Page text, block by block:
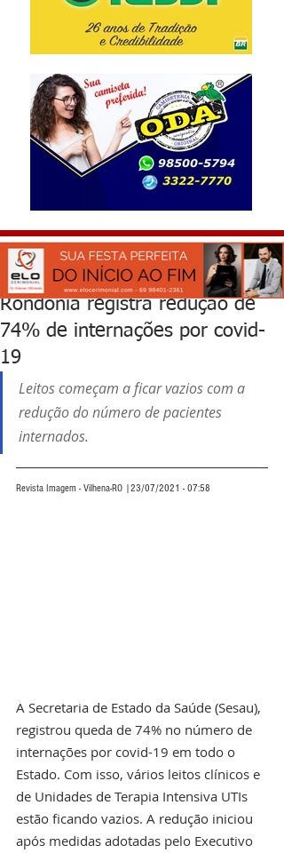
Rondônia registra redução de
74% de internações por covid-
19
Leitos começam a ficar vazios com a
redução do número de pacientes
internados.
Revista Imagem - Vilhena-RO |23/07/2021 - 07:58
A Secretaria de Estado da Saúde (Sesau),
registrou queda de 74% no número de
internações por covid-19 em todo o
Estado. Com isso, vários leitos clínicos e
de Unidades de Terapia Intensiva UTIs
estão ficando vazios. A redução iniciou
após medidas adotadas pelo Executivo